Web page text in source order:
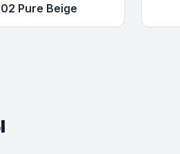
Pure Beige